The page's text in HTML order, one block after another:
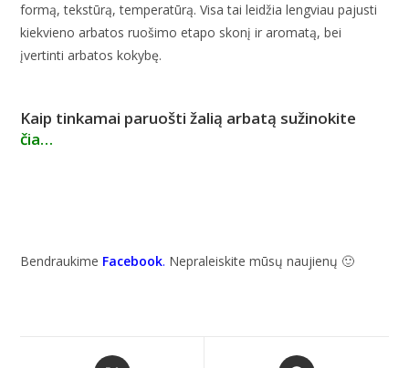
formą, tekstūrą, temperatūrą. Visa tai leidžia lengviau pajusti
kiekvieno arbatos ruošimo etapo skonį ir aromatą, bei
įvertinti arbatos kokybę.
Kaip tinkamai paruošti žalią arbatą sužinokite
čia…
Bendraukime Facebook. Nepraleiskite mūsų naujienų 🙂